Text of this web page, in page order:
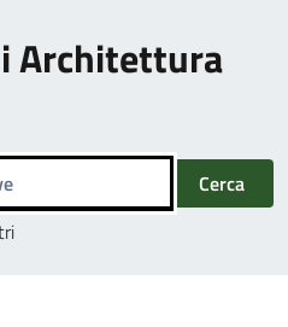
Architettura
Cerca